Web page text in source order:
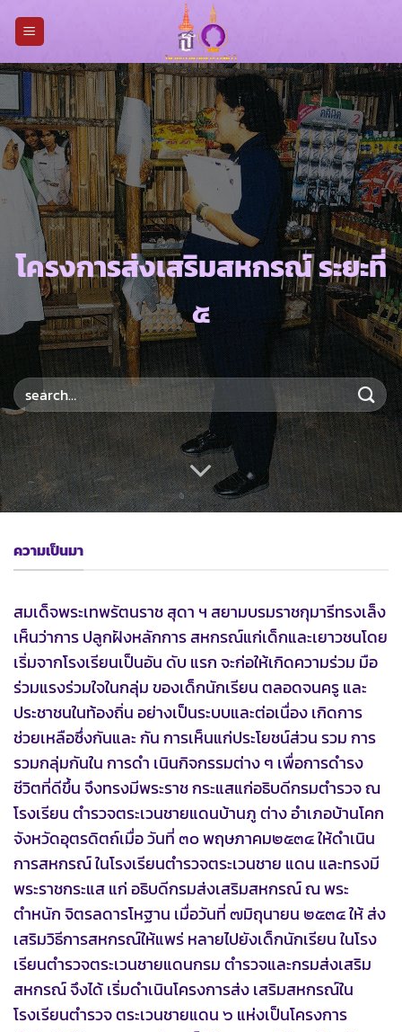
โครงการส่งเสริมสหกรณ์ ระยะที่
๕
ความเป็นมา
สมเด็จพระเทพรัตนราช สุดา ฯ สยามบรมราชกุมารีทรงเล็ง
เห็นว่าการ ปลูกฝังหลักการ สหกรณ์แก่เด็กและเยาวชนโดย
เริ่มจากโรงเรียนเป็นอัน ดับ แรก จะก่อให้เกิดความร่วม มือ
ร่วมแรงร่วมใจในกลุ่ม ของเด็กนักเรียน ตลอดจนครู และ
ประชาชนในท้องถิ่น อย่างเป็นระบบและต่อเนื่อง เกิดการ
ช่วยเหลือซึ่งกันและ กัน การเห็นแก่ประโยชน์ส่วน รวม การ
รวมกลุ่มกันใน การดำ เนินกิจกรรมต่าง ๆ เพื่อการดำรง
ชีวิตที่ดีขึ้น จึงทรงมีพระราช กระแสแก่อธิบดีกรมตำรวจ ณ
โรงเรียน ตำรวจตระเวนชายแดนบ้านภู ต่าง อำเภอบ้านโคก
จังหวัดอุตรดิตถ์เมื่อ วันที่ ๓๐ พฤษภาคม๒๕๓๔ ให้ดำเนิน
การสหกรณ์ ในโรงเรียนตำรวจตระเวนชาย แดน และทรงมี
พระราชกระแส แก่ อธิบดีกรมส่งเสริมสหกรณ์ ณ พระ
ตำหนัก จิตรลดารโหฐาน เมื่อวันที่ ๗มิถุนายน ๒๕๓๔ ให้ ส่ง
เสริมวิธีการสหกรณ์ให้แพร่ หลายไปยังเด็กนักเรียน ในโรง
เรียนตำรวจตระเวนชายแดนกรม ตำรวจและกรมส่งเสริม
สหกรณ์ จึงได้ เริ่มดำเนินโครงการส่ง เสริมสหกรณ์ใน
โรงเรียนตำรวจ ตระเวนชายแดน ๖ แห่งเป็นโครงการ